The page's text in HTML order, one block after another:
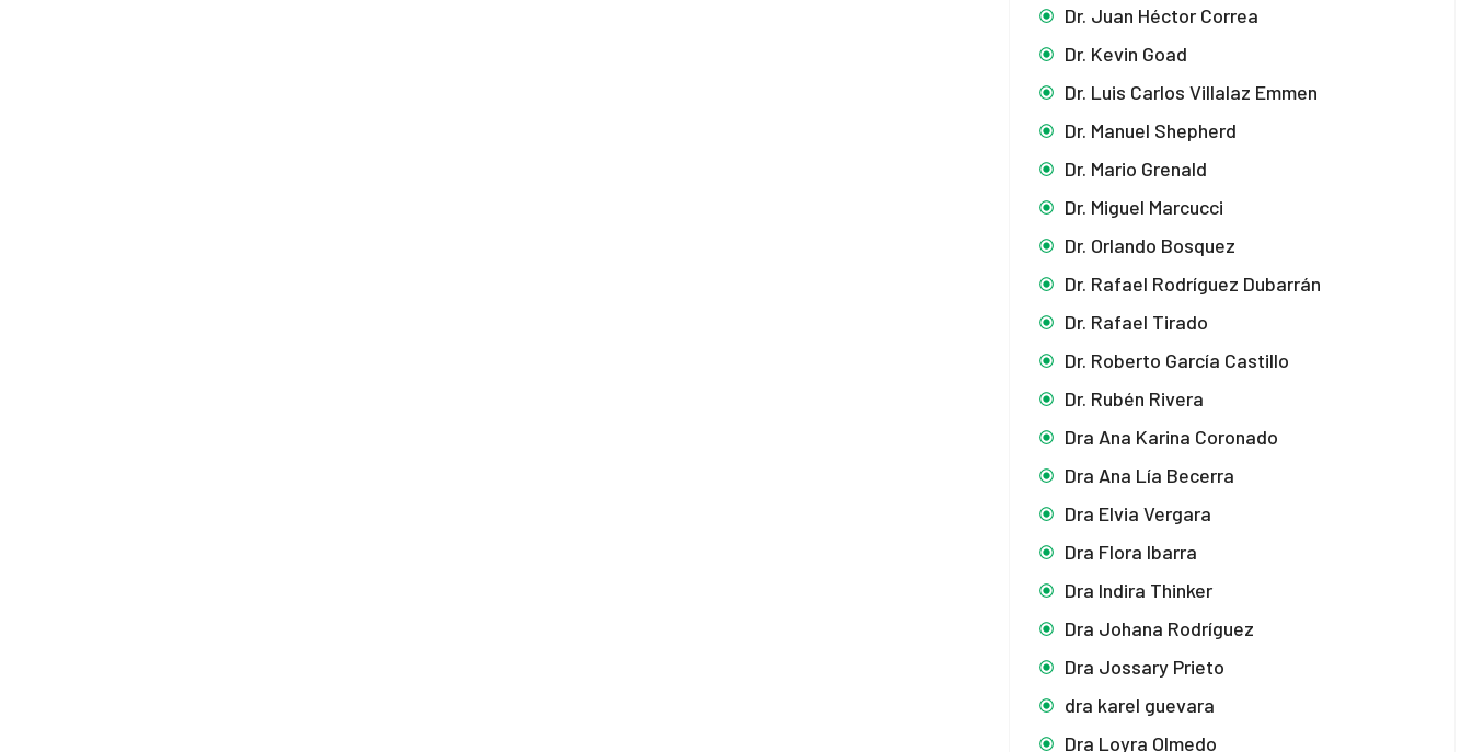
Dr. Juan Héctor Correa
Dr. Kevin Goad
Dr. Luis Carlos Villalaz Emmen
Dr. Manuel Shepherd
Dr. Mario Grenald
Dr. Miguel Marcucci
Dr. Orlando Bosquez
Dr. Rafael Rodríguez Dubarrán
Dr. Rafael Tirado
Dr. Roberto García Castillo
Dr. Rubén Rivera
Dra Ana Karina Coronado
Dra Ana Lía Becerra
Dra Elvia Vergara
Dra Flora Ibarra
Dra Indira Thinker
Dra Johana Rodríguez
Dra Jossary Prieto
dra karel guevara
Dra Loyra Olmedo